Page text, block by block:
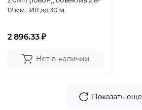
12 мм., ИК до 30 м.
2 896.33 ₽
Нет в наличии
Показать еще